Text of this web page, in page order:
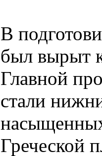
В
был вырыт
Главной
стали
Греческой